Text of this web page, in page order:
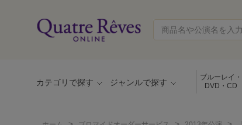
カテゴリで探す ジャンルで探す
ブルーレイ・
DVD・CD